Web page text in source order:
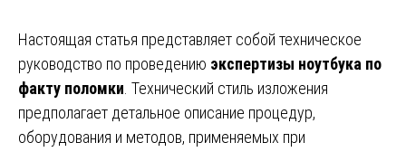
Настоящая статья представляет собой техническое
руководство по проведению экспертизы ноутбука по
факту поломки . Технический стиль изложения
предполагает детальное описание процедур,
оборудования и методов, применяемых при